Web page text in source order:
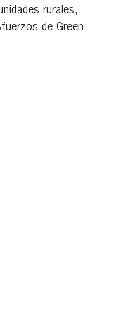
rurales,
de Green